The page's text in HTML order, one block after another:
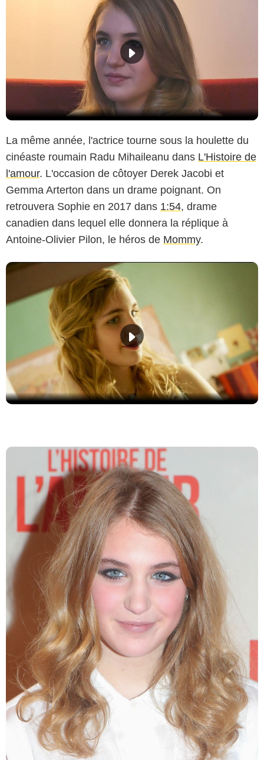
La même année, l'actrice tourne sous la houlette du
cinéaste roumain Radu Mihaileanu dans L'Histoire de
l'amour. L'occasion de côtoyer Derek Jacobi et
Gemma Arterton dans un drame poignant. On
retrouvera Sophie en 2017 dans 1:54, drame
canadien dans lequel elle donnera la réplique à
Antoine-Olivier Pilon, le héros de Mommy.